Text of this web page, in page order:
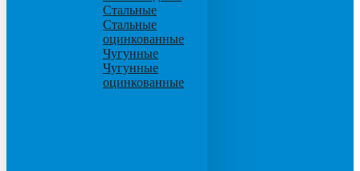
Стальные
Стальные
оцинкованные
Чугунные
Чугунные
оцинкованные